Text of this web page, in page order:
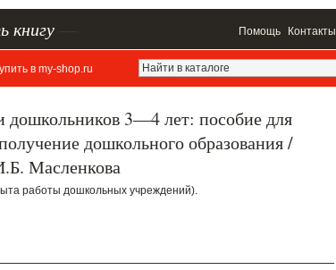
книгу Помощь Контакты
в my-shop.ru
дошкольников 3—4 лет: пособие для
дошкольного образования /
Масленкова
работы дошкольных учреждений).